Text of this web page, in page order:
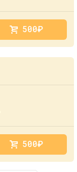
500руб.
500руб.